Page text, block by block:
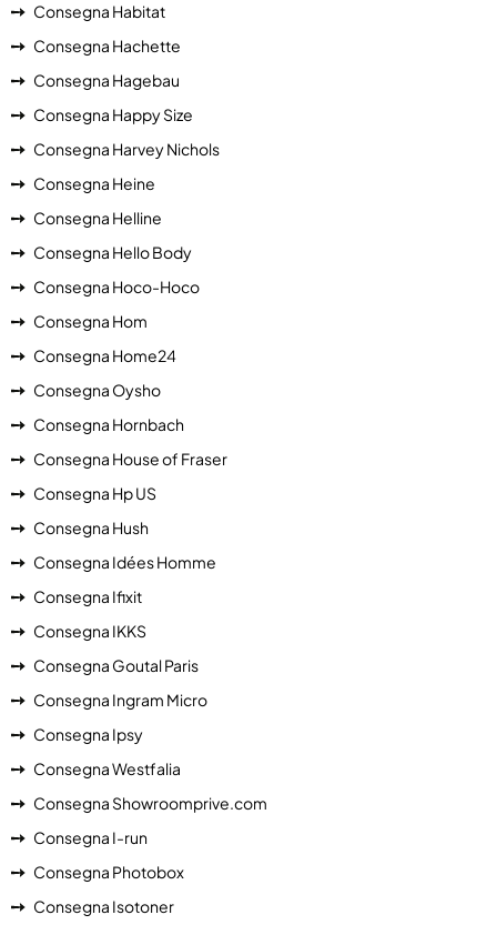
Consegna Habitat
Consegna Hachette
Consegna Hagebau
Consegna Happy Size
Consegna Harvey Nichols
Consegna Heine
Consegna Helline
Consegna Hello Body
Consegna Hoco-Hoco
Consegna Hom
Consegna Home24
Consegna Oysho
Consegna Hornbach
Consegna House of Fraser
Consegna Hp US
Consegna Hush
Consegna Idées Homme
Consegna Ifixit
Consegna IKKS
Consegna Goutal Paris
Consegna Ingram Micro
Consegna Ipsy
Consegna Westfalia
Consegna Showroomprive.com
Consegna I-run
Consegna Photobox
Consegna Isotoner